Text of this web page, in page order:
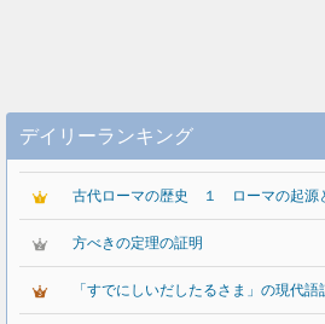
デイリーランキング
古代ローマの歴史 １ ローマの起源
方べきの定理の証明
「すでにしいだしたるさま」の現代語